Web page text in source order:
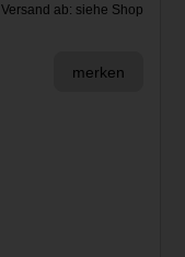
Versand ab: siehe Shop
merken